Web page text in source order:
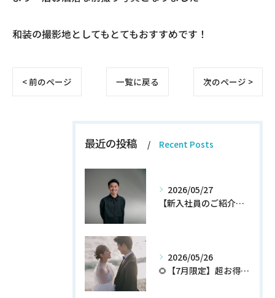
和装の撮影地としてもとてもおすすめです！
< 前のページ 一覧に戻る 次のページ >
最近の投稿 Recent Posts
2026/05/27
【新入社員のご紹介】期待の新人！和田翔午JOIN!
2026/05/26
🌻【7月限定】超お得なウェディングフォトプランが登場✨